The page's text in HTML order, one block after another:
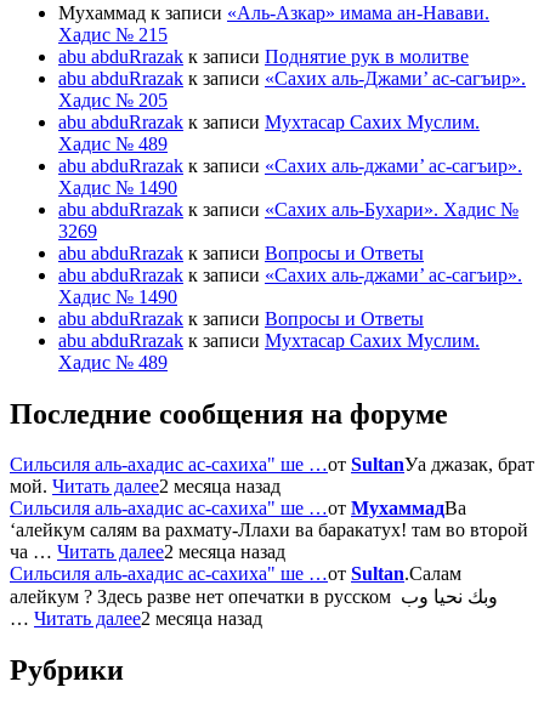
Мухаммад к записи «Аль-Азкар» имама ан-Навави.
Хадис № 215
abu abduRrazak к записи Поднятие рук в молитве
abu abduRrazak к записи «Сахих аль-Джами’ ас-сагъир».
Хадис № 205
abu abduRrazak к записи Мухтасар Сахих Муслим.
Хадис № 489
abu abduRrazak к записи «Сахих аль-джами’ ас-сагъир».
Хадис № 1490
abu abduRrazak к записи «Сахих аль-Бухари». Хадис №
3269
abu abduRrazak к записи Вопросы и Ответы
abu abduRrazak к записи «Сахих аль-джами’ ас-сагъир».
Хадис № 1490
abu abduRrazak к записи Вопросы и Ответы
abu abduRrazak к записи Мухтасар Сахих Муслим.
Хадис № 489
Последние сообщения на форуме
Сильсиля аль-ахадис ас-сахиха" ше …от SultanУа джазак, брат
мой. Читать далее2 месяца назад
Сильсиля аль-ахадис ас-сахиха" ше …от МухаммадВа
‘алейкум салям ва рахмату-Ллахи ва баракатух! там во второй
ча … Читать далее2 месяца назад
Сильсиля аль-ахадис ас-сахиха" ше …от Sultan.Салам
алейкум ? Здесь разве нет опечатки в русском وبك نحيا وب
… Читать далее2 месяца назад
Рубрики